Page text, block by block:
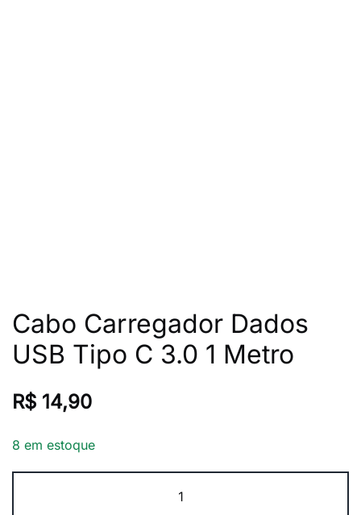
Cabo Carregador Dados
USB Tipo C 3.0 1 Metro
R$ 14,90
8 em estoque
Carregador